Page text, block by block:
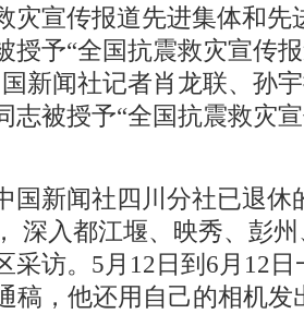
灾宣传报道先进集体和先
授予“全国抗震救灾宣传
新闻社记者肖龙联、孙
志被授予“全国抗震救灾
闻社四川分社已退休
深入都江堰、映秀、彭
采访。5月12日到6月12
稿，他还用自己的相机发